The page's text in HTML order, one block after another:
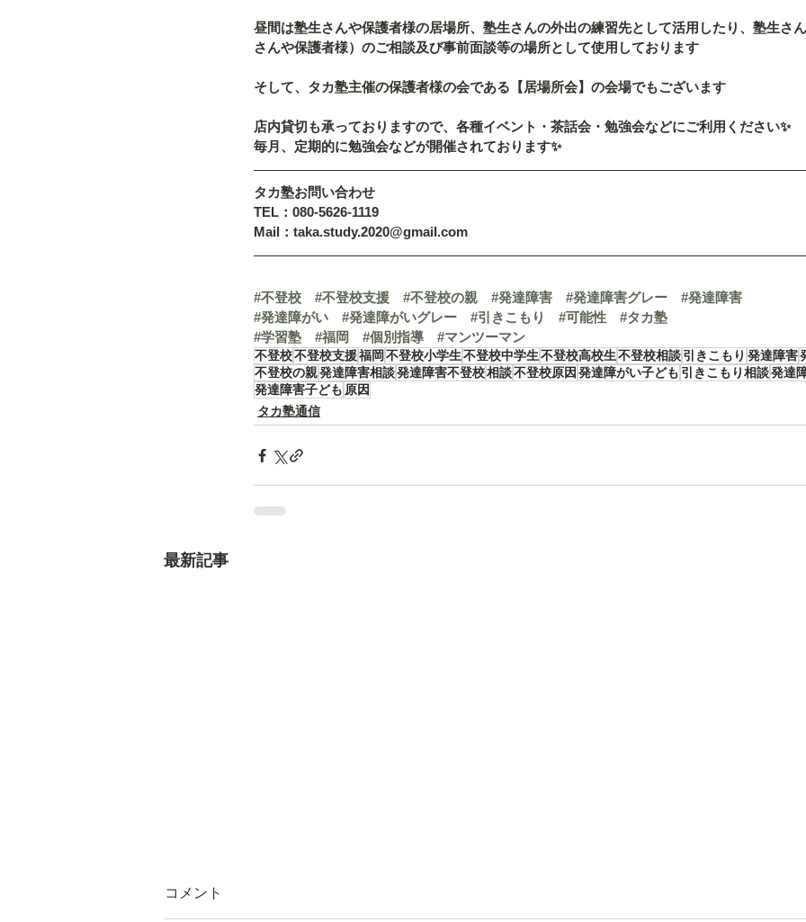
昼間は塾生さんや保護者様の居場所、塾生さんの外出の練習先として活用したり、塾生さ
さんや保護者様）のご相談及び事前面談等の場所として使用しております
そして、タカ塾主催の保護者様の会である【居場所会】の会場でもございます
店内貸切も承っておりますので、各種イベント・茶話会・勉強会などにご利用ください✨
毎月、定期的に勉強会などが開催されております✨
タカ塾お問い合わせ
TEL：080-5626-1119
Mail：taka.study.2020@gmail.com
#不登校 #不登校支援 #不登校の親 #発達障害 #発達障害グレー
#発達障害
#発達障がい
#発達障がいグレー #引きこもり #可能性
#タカ塾
#学習塾
#福岡 #個別指導 #マンツーマン
不登校不登校支援福岡 不登校小学生不登校中学生不登校高校生不登校相談引きこもり 発達障害
不登校の親発達障害相談発達障害不登校相談不登校原因 発達障がい子ども 引きこもり相談発達
発達障害子ども 原因
タカ塾通信
最新記事
コメント